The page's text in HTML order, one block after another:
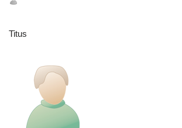
Titus